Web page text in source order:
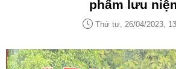
phẩm lưu
Thứ tư, 26/04/2023,